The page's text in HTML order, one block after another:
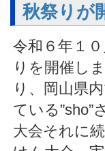
秋祭りが
令和６年１
りを開催し
り、岡山県
ている”sho”
大会それに